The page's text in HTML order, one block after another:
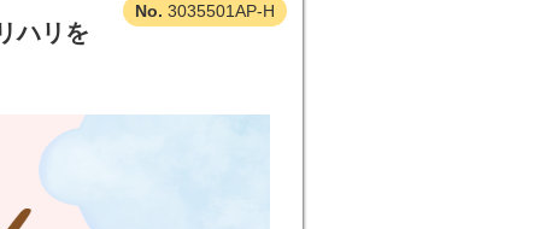
3035501AP-H
ハリを